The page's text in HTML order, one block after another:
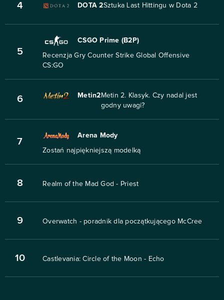
4 DOTA 2Sztuka Last Hittingu w Dota 2
5
CSGO Prime (B2P)
Recenzja Gry Counter Strike Global Offensive
CS:GO
6 Metin2 Metin 2. Klasyk. Czy nadal jest
godny uwagi?
7
Arena Mody
Zostań najpiękniejszą modelką
8 Realm of the Mad God - Priest
9 Overwatch - poradnik dla początkującego McCree
10 Castlevania: Circle of the Moon - Echo